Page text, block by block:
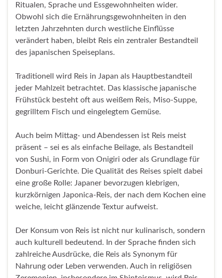
Ritualen, Sprache und Essgewohnheiten wider.
Obwohl sich die Ernährungsgewohnheiten in den
letzten Jahrzehnten durch westliche Einflüsse
verändert haben, bleibt Reis ein zentraler Bestandteil
des japanischen Speiseplans.
Traditionell wird Reis in Japan als Hauptbestandteil
jeder Mahlzeit betrachtet. Das klassische japanische
Frühstück besteht oft aus weißem Reis, Miso-Suppe,
gegrilltem Fisch und eingelegtem Gemüse.
Auch beim Mittag- und Abendessen ist Reis meist
präsent – sei es als einfache Beilage, als Bestandteil
von Sushi, in Form von Onigiri oder als Grundlage für
Donburi-Gerichte. Die Qualität des Reises spielt dabei
eine große Rolle: Japaner bevorzugen klebrigen,
kurzkörnigen Japonica-Reis, der nach dem Kochen eine
weiche, leicht glänzende Textur aufweist.
Der Konsum von Reis ist nicht nur kulinarisch, sondern
auch kulturell bedeutend. In der Sprache finden sich
zahlreiche Ausdrücke, die Reis als Synonym für
Nahrung oder Leben verwenden. Auch in religiösen